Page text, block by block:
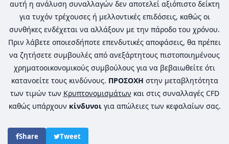
αυτή η ανάλυση συναλλαγών δεν αποτελεί αξιόπιστο δείκτη
για τυχόν τρέχουσες ή μελλοντικές επιδόσεις, καθώς οι
συνθήκες ενδέχεται να αλλάξουν με την πάροδο του χρόνου.
Πριν λάβετε οποιεσδήποτε επενδυτικές αποφάσεις, θα πρέπει
να ζητήσετε συμβουλές από ανεξάρτητους πιστοποιημένους
χρηματοοικονομικούς συμβούλους για να βεβαιωθείτε ότι
κατανοείτε τους κινδύνους. ΠΡΟΣΟΧΗ στην μεταβλητότητα
των τιμών των Κρυπτονομισμάτων και στις συναλλαγές CFD
καθώς υπάρχουν κίνδυνοιγια απώλειες των κεφαλαίων σας.
Share Tweet